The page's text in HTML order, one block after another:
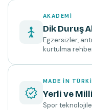
AKADEMI
Dik Duruş
Egzersizler,
kurtulma
MADE IN
Yerli ve
Spor